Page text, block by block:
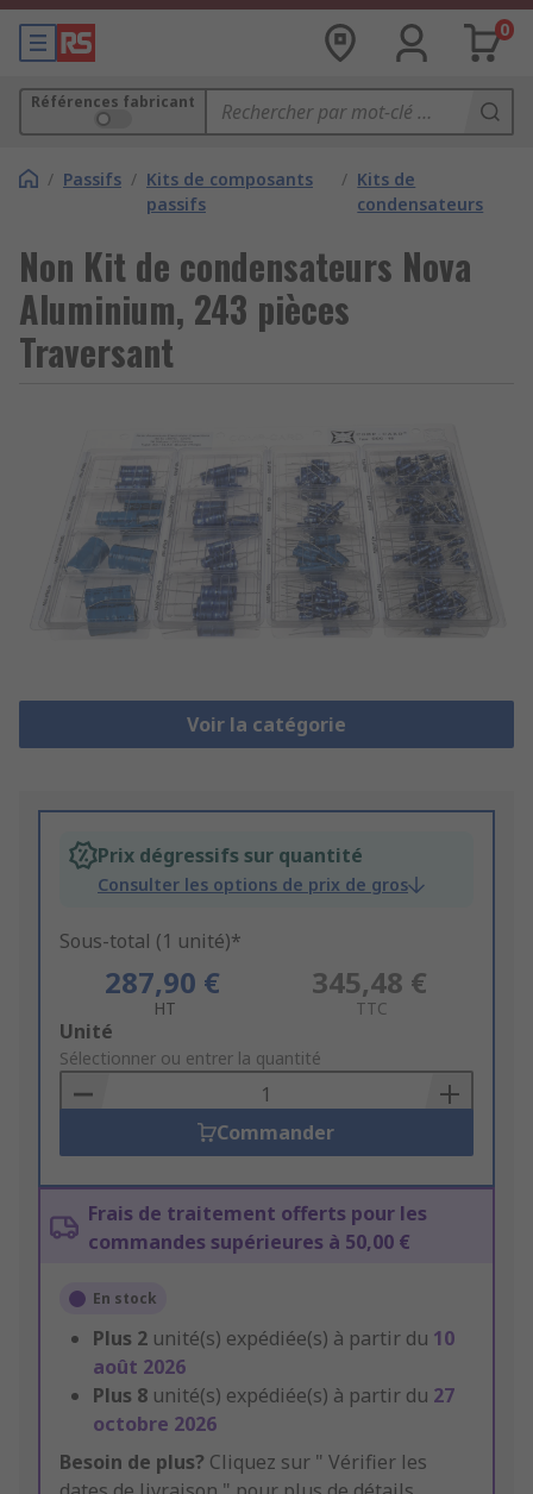
0
Références fabricant
/ Passifs / Kits de composants
passifs
/ Kits de
condensateurs
Non Kit de condensateurs Nova
Aluminium, 243 pièces
Traversant
Voir la catégorie
Prix dégressifs sur quantité
Consulter les options de prix de gros
Sous-total (1 unité)*
287,90 €
HT
345,48 €
TTC
Add
to
Basket
Unité
Sélectionner ou entrer la quantité
Commander
Frais de traitement offerts pour les
commandes supérieures à 50,00 €
En stock
Plus 2 unité(s) expédiée(s) à partir du 10
août 2026
Plus 8 unité(s) expédiée(s) à partir du 27
octobre 2026
Besoin de plus? Cliquez sur " Vérifier les